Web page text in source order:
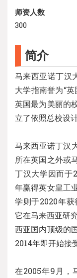
师资人数
300
简介
马来西亚诺丁汉
大学指南誉为“
英国最为美丽的
立了依照总校设
马来西亚诺丁汉
所在英国之外或
丁汉大学因而于
年赢得英女皇工
学则于2020年
它在马来西亚研
西亚国内顶级的
2014年即开始接
在2005年9月，